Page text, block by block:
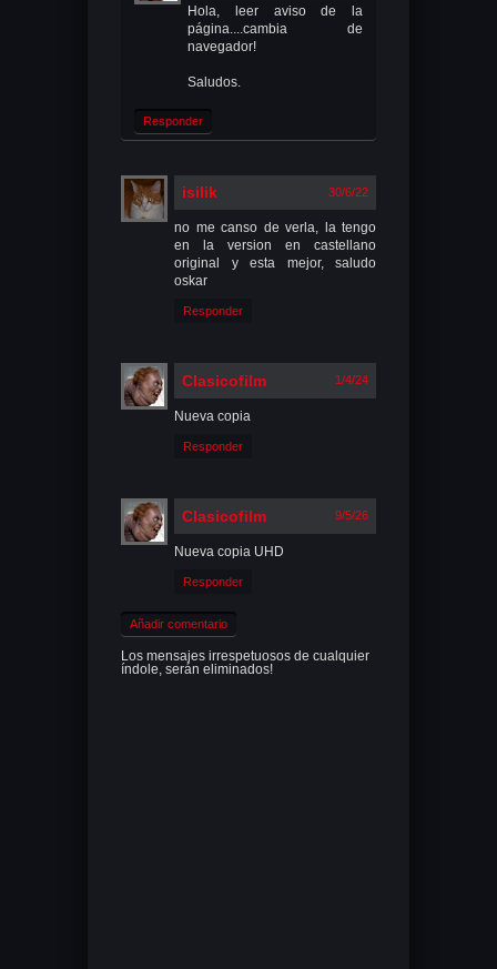
Hola, leer aviso de la
página....cambia de
navegador!
Saludos.
Responder
isilik 30/6/22
no me canso de verla, la tengo
en la version en castellano
original y esta mejor, saludo
oskar
Responder
Clasicofilm 1/4/24
Nueva copia
Responder
Clasicofilm 9/5/26
Nueva copia UHD
Responder
Añadir comentario
Los mensajes irrespetuosos de cualquier
índole, serán eliminados!